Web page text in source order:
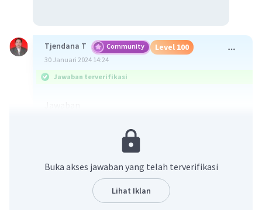
Tjendana T Community Level 100
30 Januari 2024 14:24
Jawaban terverifikasi
Pembahasan
27, a, b, c, d, e, 1/27
a,b...,e sebagai 5 bilangan yg disisipkan sehingga
Buka akses jawaban yang telah terverifikasi
Lihat Iklan